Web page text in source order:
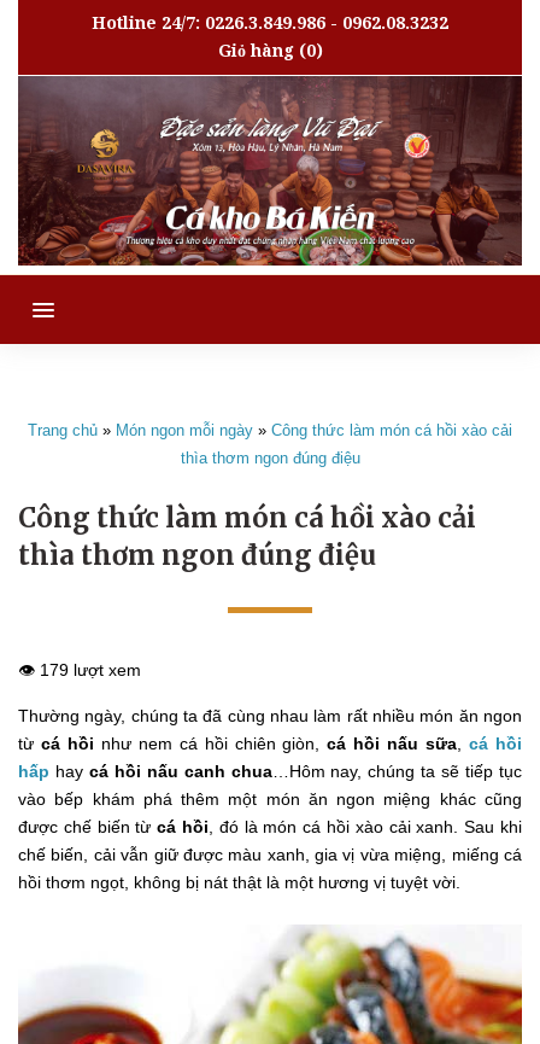
Hotline 24/7: 0226.3.849.986 - 0962.08.3232
Giỏ hàng(0)
MENU
Trang chủ » Món ngon mỗi ngày » Công thức làm món cá hồi xào cải
thìa thơm ngon đúng điệu
Công thức làm món cá hồi xào cải
thìa thơm ngon đúng điệu
👁️ 179 lượt xem
Thường ngày, chúng ta đã cùng nhau làm rất nhiều món ăn ngon
từ cá hồi như nem cá hồi chiên giòn,cá hồi nấu sữa
cá hồi
hấp hay cá hồi nấu canh chua…Hôm nay, chúng ta sẽ tiếp tục
vào bếp khám phá thêm một món ăn ngon miệng khác cũng
được chế biến từcá hồi , đó là món cá hồi xào cải xanh. Sau khi
chế biến, cải vẫn giữ được màu xanh, gia vị vừa miệng, miếng cá
hồi thơm ngọt, không bị nát thật là một hương vị tuyệt vời.